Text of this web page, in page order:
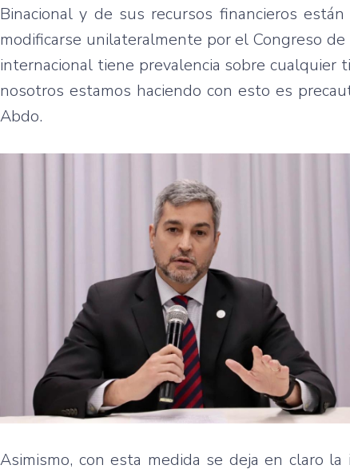
Binacional y de sus recursos financieros
modificarse unilateralmente por el Congreso
internacional tiene prevalencia sobre cualquier
nosotros estamos haciendo con esto es
Abdo.
Asimismo, con esta medida se deja en claro